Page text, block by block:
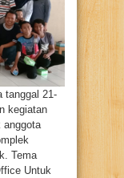
tanggal 21-
kegiatan
anggota
Tema
Untuk